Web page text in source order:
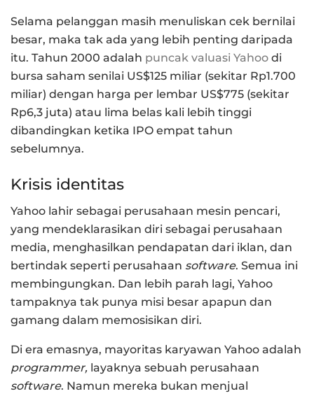
Selama pelanggan masih menuliskan cek bernilai
besar, maka tak ada yang lebih penting daripada
itu. Tahun 2000 adalah puncak valuasi Yahoo di
bursa saham senilai US$125 miliar (sekitar Rp1.700
miliar) dengan harga per lembar US$775 (sekitar
Rp6,3 juta) atau lima belas kali lebih tinggi
dibandingkan ketika IPO empat tahun
sebelumnya.
Krisis identitas
Yahoo lahir sebagai perusahaan mesin pencari,
yang mendeklarasikan diri sebagai perusahaan
media, menghasilkan pendapatan dari iklan, dan
bertindak seperti perusahaan software. Semua ini
membingungkan. Dan lebih parah lagi, Yahoo
tampaknya tak punya misi besar apapun dan
gamang dalam memosisikan diri.
Di era emasnya, mayoritas karyawan Yahoo adalah
programmer, layaknya sebuah perusahaan
software. Namun mereka bukan menjual